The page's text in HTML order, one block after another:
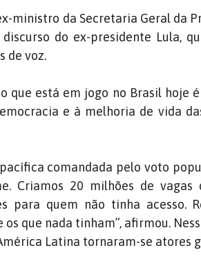
ministro da Secretaria Geral da
do ex-presidente Lula,
de voz.
que está em jogo no Brasil hoje
e à melhoria de vida
comandada pelo voto
Criamos 20 milhões de vagas
para quem não tinha acesso.
que nada tinham”, afirmou.
Latina tornaram-se atores